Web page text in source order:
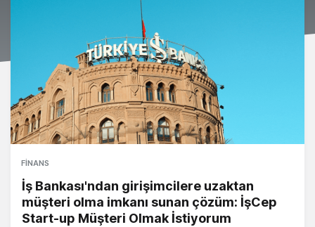
FINANS
İş Bankası'ndan girişimcilere uzaktan
müşteri olma imkanı sunan çözüm: İşCep
Start-up Müşteri Olmak İstiyorum